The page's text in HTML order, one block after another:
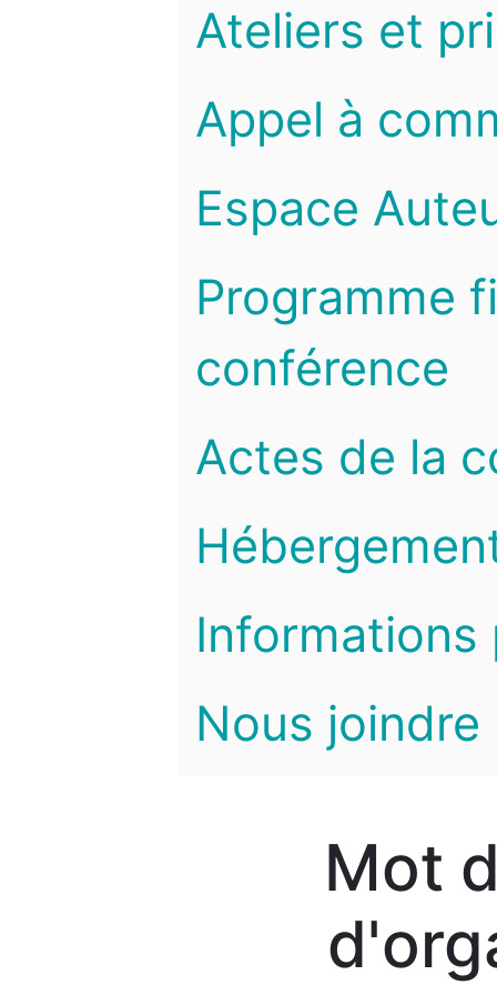
Ateliers et
Appel à
Espace
Programme
conférence
Actes de la
Informations
Nous joindre
Mot